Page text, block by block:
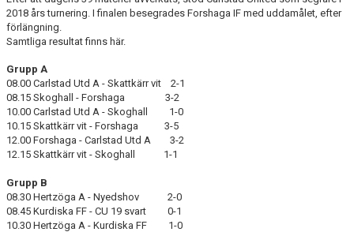
FRISPARKEN
BLI MEDLEM
MATCHER
KONTAKTER & LAG
FÖRENINGSDOKUMENT_GAMLA
SPONSORER
FÖRENINGSDOKUMENT
2018 års turnering. I finalen besegrades Forshaga IF med uddamålet, efter
förlängning.
Samtliga resultat finns här.
Grupp A
08.00 Carlstad Utd A - Skattkärr vit 2-1
08.15 Skoghall - Forshaga 3-2
10.00 Carlstad Utd A - Skoghall 1-0
10.15 Skattkärr vit - Forshaga 3-5
12.00 Forshaga - Carlstad Utd A 3-2
12.15 Skattkärr vit - Skoghall 1-1
Grupp B
08.30 Hertzöga A - Nyedshov 2-0
08.45 Kurdiska FF - CU 19 svart 0-1
10.30 Hertzöga A - Kurdiska FF 1-0